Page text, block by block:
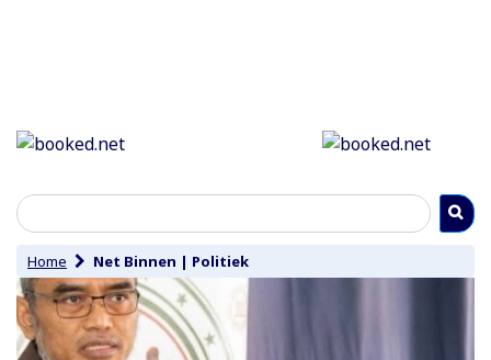
Home Net Binnen | Politiek